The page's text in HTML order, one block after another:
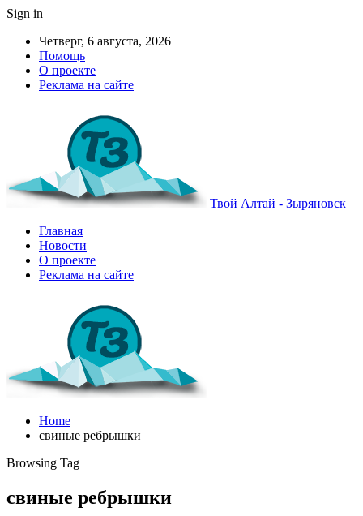
Sign in
Четверг, 6 августа, 2026
Помощь
О проекте
Реклама на сайте
Твой Алтай - Зыряновск
Главная
Новости
О проекте
Реклама на сайте
Home
свиные ребрышки
Browsing Tag
свиные ребрышки